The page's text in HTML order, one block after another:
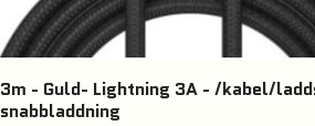
3m - Guld- Lightning 3A - /kabel/
snabbladdning